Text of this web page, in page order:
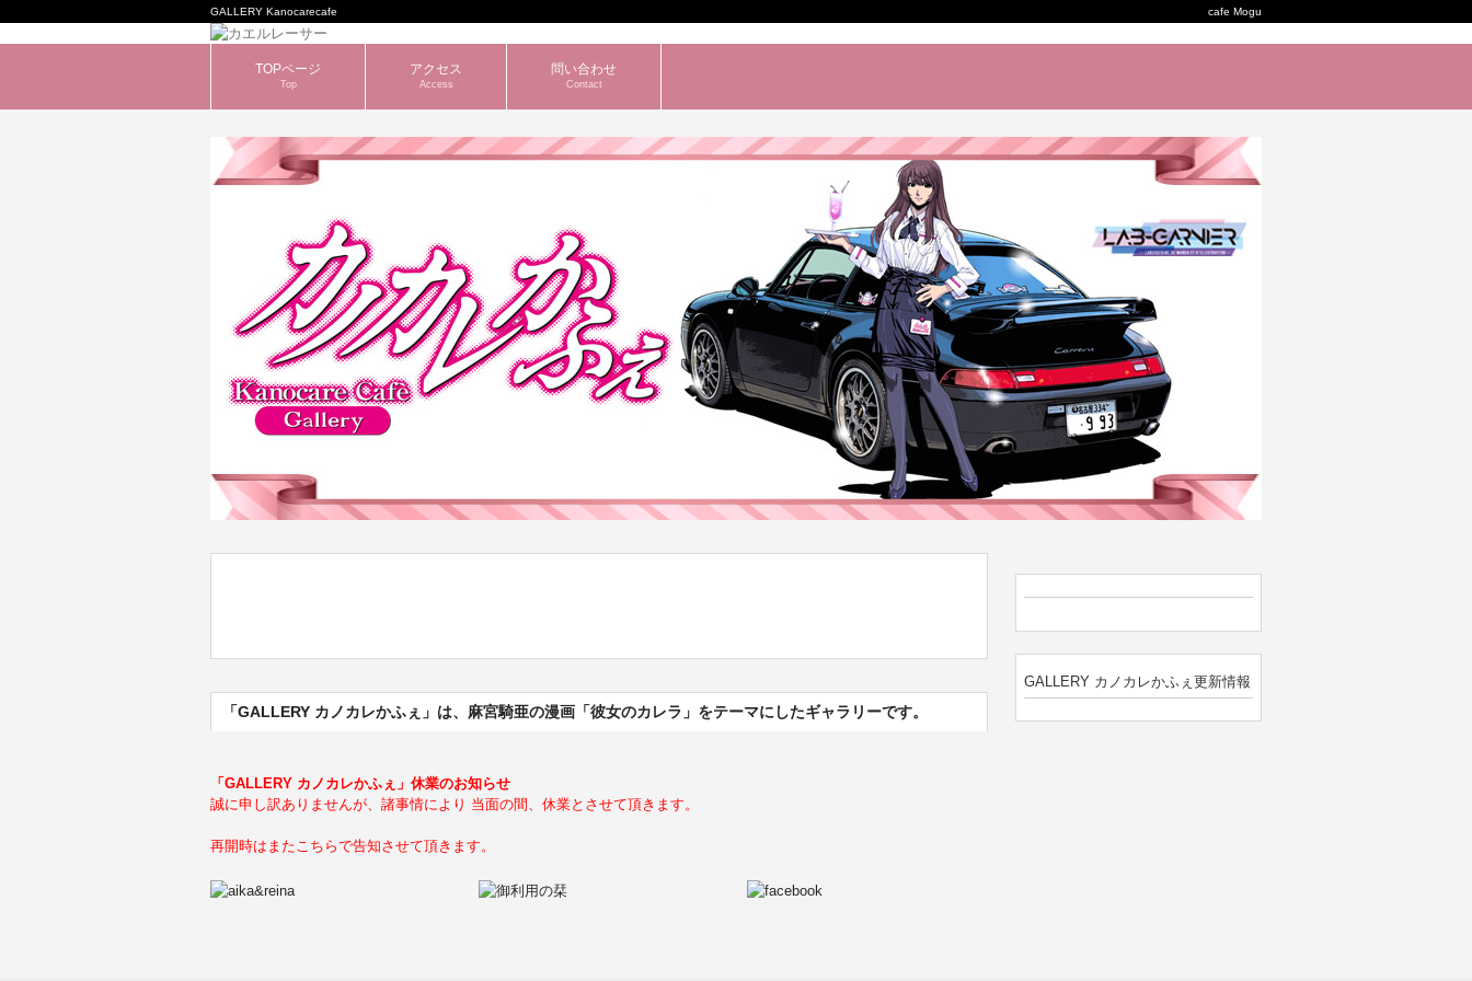
GALLERY Kanocarecafe cafe Mogu
TOPページ
Top
アクセス
Access
問い合わせ
Contact
「GALLERY カノカレかふぇ」は、麻宮騎亜の漫画「彼女のカレラ」をテーマにしたギャラリーです。
「GALLERY カノカレかふぇ」休業のお知らせ
誠に申し訳ありませんが、諸事情により 当面の間、休業とさせて頂きます。
再開時はまたこちらで告知させて頂きます。
GALLERY カノカレかふぇ更新情報